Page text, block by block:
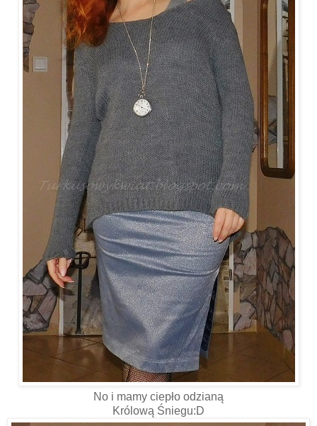
No i mamy ciepło odzianą
Królową Śniegu:D